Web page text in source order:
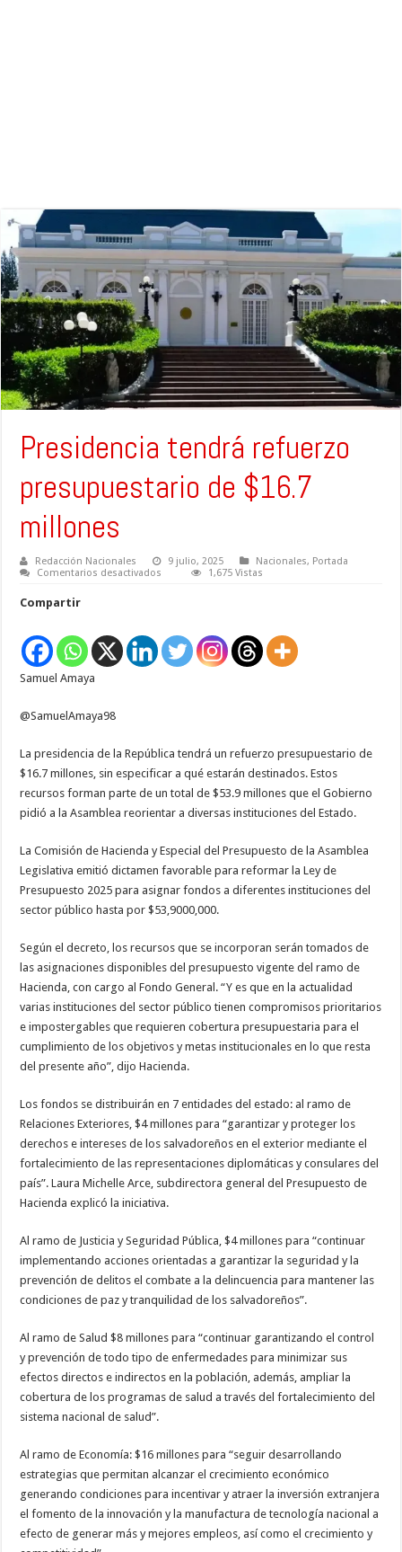
Presidencia tendrá refuerzo
presupuestario de $16.7
millones
Redacción Nacionales 9 julio, 2025 Nacionales, Portada
Comentarios desactivados
$16.7
millones
1,675 Vistas
Compartir
Samuel Amaya
@SamuelAmaya98
La presidencia de la República tendrá un refuerzo presupuestario de
$16.7 millones, sin especificar a qué estarán destinados. Estos
recursos forman parte de un total de $53.9 millones que el Gobierno
pidió a la Asamblea reorientar a diversas instituciones del Estado.
La Comisión de Hacienda y Especial del Presupuesto de la Asamblea
Legislativa emitió dictamen favorable para reformar la Ley de
Presupuesto 2025 para asignar fondos a diferentes instituciones del
sector público hasta por $53,9000,000.
Según el decreto, los recursos que se incorporan serán tomados de
las asignaciones disponibles del presupuesto vigente del ramo de
Hacienda, con cargo al Fondo General. “Y es que en la actualidad
varias instituciones del sector público tienen compromisos prioritarios
e impostergables que requieren cobertura presupuestaria para el
cumplimiento de los objetivos y metas institucionales en lo que resta
del presente año”, dijo Hacienda.
Los fondos se distribuirán en 7 entidades del estado: al ramo de
Relaciones Exteriores, $4 millones para “garantizar y proteger los
derechos e intereses de los salvadoreños en el exterior mediante el
fortalecimiento de las representaciones diplomáticas y consulares del
país”. Laura Michelle Arce, subdirectora general del Presupuesto de
Hacienda explicó la iniciativa.
Al ramo de Justicia y Seguridad Pública, $4 millones para “continuar
implementando acciones orientadas a garantizar la seguridad y la
prevención de delitos el combate a la delincuencia para mantener las
condiciones de paz y tranquilidad de los salvadoreños”.
Al ramo de Salud $8 millones para “continuar garantizando el control
y prevención de todo tipo de enfermedades para minimizar sus
efectos directos e indirectos en la población, además, ampliar la
cobertura de los programas de salud a través del fortalecimiento del
sistema nacional de salud”.
Al ramo de Economía: $16 millones para “seguir desarrollando
estrategias que permitan alcanzar el crecimiento económico
generando condiciones para incentivar y atraer la inversión extranjera
el fomento de la innovación y la manufactura de tecnología nacional a
efecto de generar más y mejores empleos, así como el crecimiento y